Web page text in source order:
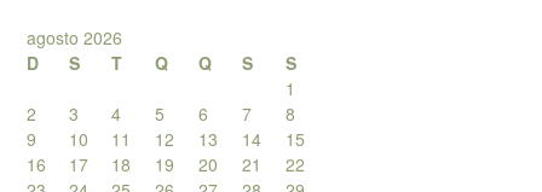
agosto 2026
D
S T Q Q S
S
1
2
3 4 5 6 7
8
9
10 11 12 13 14
15
16
17 18 19 20 21
22